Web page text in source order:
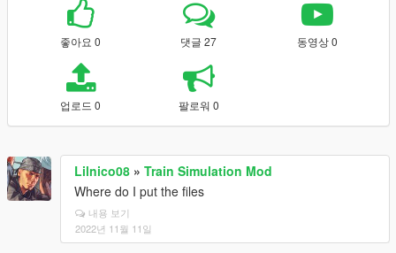
좋아요 0 댓글 27 동영상 0
업로드 0 팔로워 0
Lilnico08 » Train Simulation Mod
Where do I put the files
내용 보기
2022년 11월 11일